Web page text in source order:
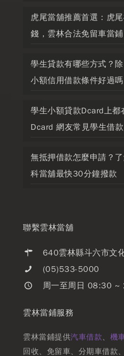
虎尾當舖推薦首選：虎
錢，雲林合法免留車當鋪
學生貸款有哪些方式？
小額信用借款條件好過嗎
學生小額貸款Dcard上都
Dcard 網友常見學生借
無抵押借款怎麼申請？
科當舖最快30分鐘撥款
聯繫雲林當舖
640雲林縣斗六市文
(05)533-5000
周一至周日 08:30 ~
雲林當鋪服務
雲林當鋪提供汽車借款、 機
回收、免留車、分期車借款